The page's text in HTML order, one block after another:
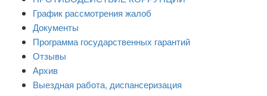
График рассмотрения жалоб
Документы
Программа государственных гарантий
Отзывы
Архив
Выездная работа, диспансеризация